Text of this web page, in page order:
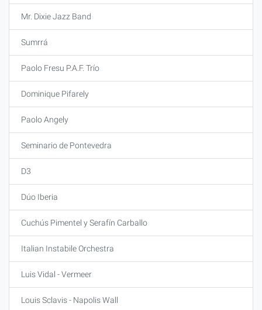
Mr. Dixie Jazz Band
Sumrrá
Paolo Fresu P.A.F. Trío
Dominique Pifarely
Paolo Angely
Seminario de Pontevedra
D3
Dúo Iberia
Cuchús Pimentel y Serafín Carballo
Italian Instabile Orchestra
Luis Vidal - Vermeer
Louis Sclavis - Napolis Wall